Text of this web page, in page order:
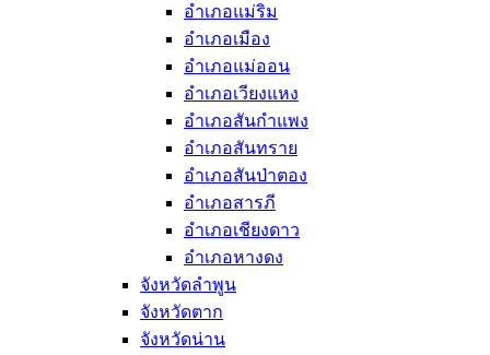
อำเภอแม่ริม
อำเภอเมือง
อำเภอแม่ออน
อำเภอเวียงแหง
อำเภอสันกำแพง
อำเภอสันทราย
อำเภอสันป่าตอง
อำเภอสารภี
อำเภอเชียงดาว
อำเภอหางดง
จังหวัดลำพูน
จังหวัดตาก
จังหวัดน่าน